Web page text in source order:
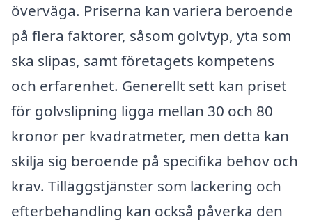
överväga. Priserna kan variera beroende
på flera faktorer, såsom golvtyp, yta som
ska slipas, samt företagets kompetens
och erfarenhet. Generellt sett kan priset
för golvslipning ligga mellan 30 och 80
kronor per kvadratmeter, men detta kan
skilja sig beroende på specifika behov och
krav. Tilläggstjänster som lackering och
efterbehandling kan också påverka den